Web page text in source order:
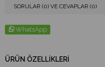
SORULAR (0) VE CEVAPLAR (0)
WhatsApp
ÜRÜN ÖZELLIKLERI